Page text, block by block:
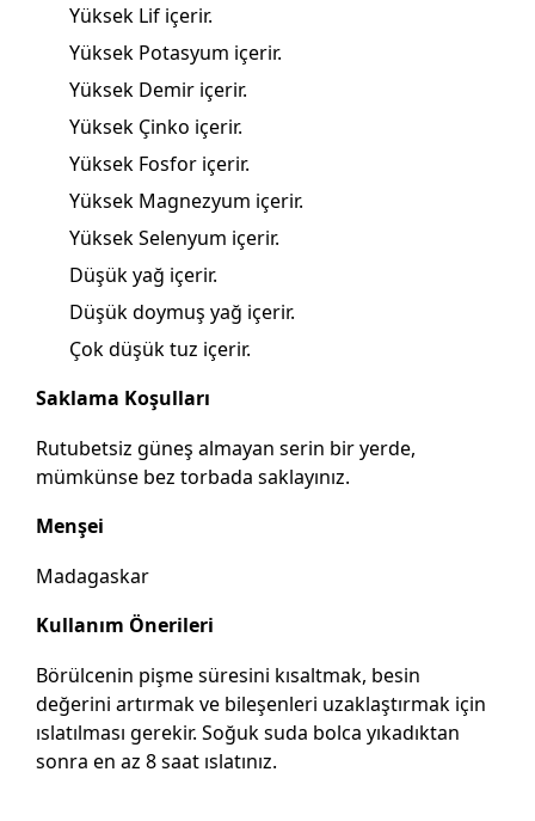
Yüksek Lif içerir.
Yüksek Potasyum içerir.
Yüksek Demir içerir.
Yüksek Çinko içerir.
Yüksek Fosfor içerir.
Yüksek Magnezyum içerir.
Yüksek Selenyum içerir.
Düşük yağ içerir.
Düşük doymuş yağ içerir.
Çok düşük tuz içerir.
Saklama Koşulları
Rutubetsiz güneş almayan serin bir yerde,
mümkünse bez torbada saklayınız.
Menşei
Madagaskar
Kullanım Önerileri
Börülcenin pişme süresini kısaltmak, besin
değerini artırmak ve bileşenleri uzaklaştırmak için
ıslatılması gerekir. Soğuk suda bolca yıkadıktan
sonra en az 8 saat ıslatınız.